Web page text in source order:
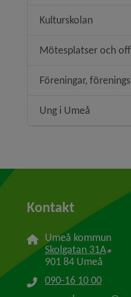
Kulturskolan
Mötesplatser och
Föreningar,
Ung i Umeå
Kontakt
Umeå kommun
Skolgatan 31A
901 84 Umeå
090-16 10 00